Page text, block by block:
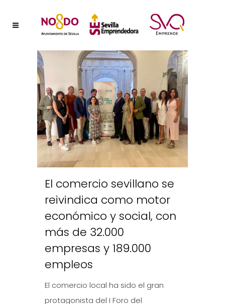
El comercio sevillano se
reivindica como motor
económico y social, con
más de 32.000
empresas y 189.000
empleos
El comercio local ha sido el gran
protagonista del I Foro del